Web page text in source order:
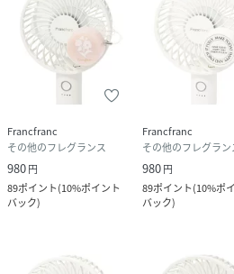
すのでご注意ください。
■破損の原因になるので、ファン
に取り付けないでください。
■表面に装着する場合は、外側に取
■装着位置によっては、傾けた際
■取り付けた状態で圧迫されるとフ
ありますので注意ください。
■弱風モードやリズム風モードで
ンスカバーが揺れることにより音
■本製品によるお客様の機器・装置
Francfranc
その他のフレグランス
980円
89ポイント(10%ポイント
バック)
Francfranc
その他のフレグラン
980円
89ポイント(10%ポ
バック)